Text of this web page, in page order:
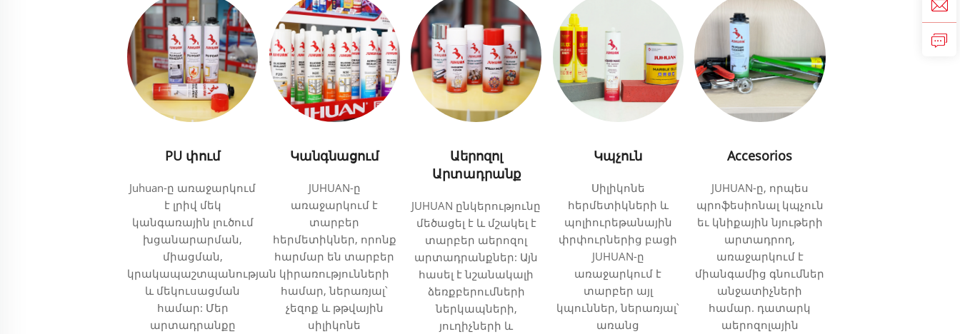
PU փում
Juhuan-ը առաջարկում
է լրիվ մեկ
կանգառային լուծում
խցանարարման,
միացման,
կրակապաշտպանության
և մեկուսացման
համար: Մեր
արտադրանքը
Կանգնացում
JUHUAN-ը
առաջարկում է
տարբեր
հերմետիկներ, որոնք
հարմար են տարբեր
կիրառությունների
համար, ներառյալ՝
չեզոք և թթվային
սիլիկոնե
Աերոզոլ
Արտադրանք
JUHUAN ընկերությունը
մեծացել է և մշակել է
տարբեր աերոզոլ
արտադրանքներ: Այն
հասել է նշանակալի
ձեռքբերումների
ներկապների,
յուղիչների և
Կպչուն
Սիլիկոնե
հերմետիկների և
պոլիուրեթանային
փրփուրներից բացի
JUHUAN-ը
առաջարկում է
տարբեր այլ
կպուններ, ներառյալ՝
առանց
Accesorios
JUHUAN-ը, որպես
պրոֆեսիոնալ կպչուն
եւ կնիքային նյութերի
արտադրող,
առաջարկում է
միանգամից գնումներ
անջատիչների
համար. դատարկ
աերոզոլային